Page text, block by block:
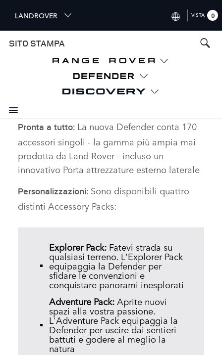
i
p
n
c
LANDROVER
FRANCE (FRANÇAIS)
ITALY (ITALIANO)
VISTA 0
SITO STAMPA
Pronta a tutto: La nuova Defender conta 170
accessori singoli ‑ la gamma più ampia mai
prodotta da Land Rover ‑ incluso un
innovativo Porta attrezzature esterno laterale
Personalizzazioni: Sono disponibili quattro
distinti Accessory Packs:
Explorer Pack: Fatevi strada su
qualsiasi terreno. L'Explorer Pack
equipaggia la Defender per
sfidare le convenzioni e
conquistare panorami inesplorati
Adventure Pack:Aprite nuovi
spazi alla vostra passione.
L'Adventure Pack equipaggia la
Defender per uscire dai sentieri
battuti e godere al meglio la
natura